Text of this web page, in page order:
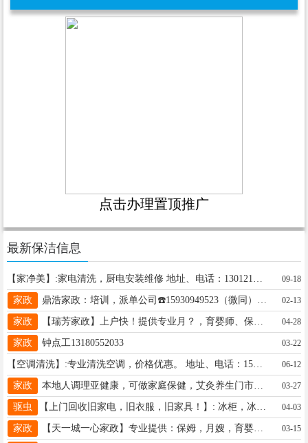
点击办理置顶推广
最新保洁信息
09-18
家政 02-13
家政 04-28
家政 钟点工13180552033 03-22
06-12
家政 本地人调理亚健康，可做家庭保健，艾灸养生门市合作，另寻18-35岁的兼职女助理一名，预约加微17081576398 03-27
驱虫 04-03
家政 【天一城一心家政】专业提供：保姆，月嫂，育婴师；护工，钟点工以及相关人才培训 13933711114 一心一意为您服务 03-15